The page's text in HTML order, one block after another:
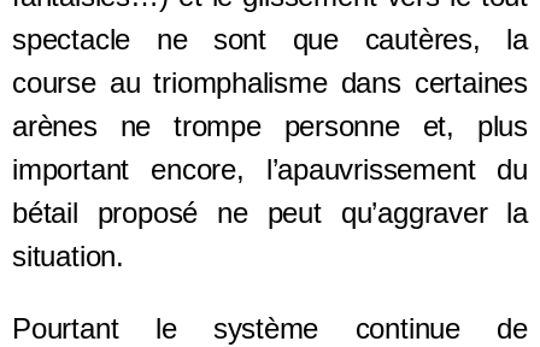
spectacle ne sont que cautères, la
course au triomphalisme dans certaines
arènes ne trompe personne et, plus
important encore, l’apauvrissement du
bétail proposé ne peut qu’aggraver la
situation.
Pourtant le système continue de